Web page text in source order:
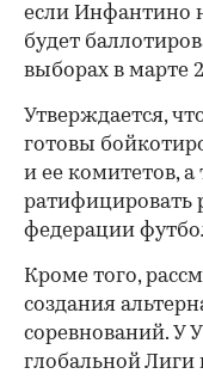
если Инфантино
будет
выборах в марте
Утверждается,
готовы
и ее комитетов,
федерации
Кроме того,
создания
соревнований. У
глобальной Лиги